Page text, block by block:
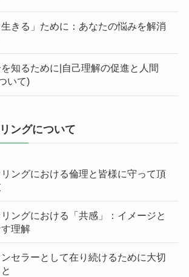
生きる」ために：あなたの悩みを解消
知るために|自己理解の促進と人間
いて)
ングについて
ングにおける倫理と皆様に守って頂
ングにおける「共感」：イメージと
理解
セラーとして在り続けるために大切